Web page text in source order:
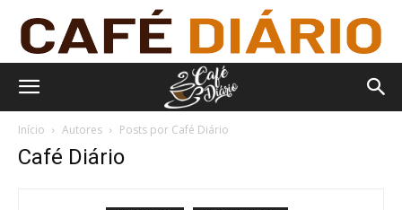
Início Autores Posts por Café Diário
Café Diário